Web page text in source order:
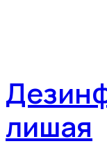
лишая